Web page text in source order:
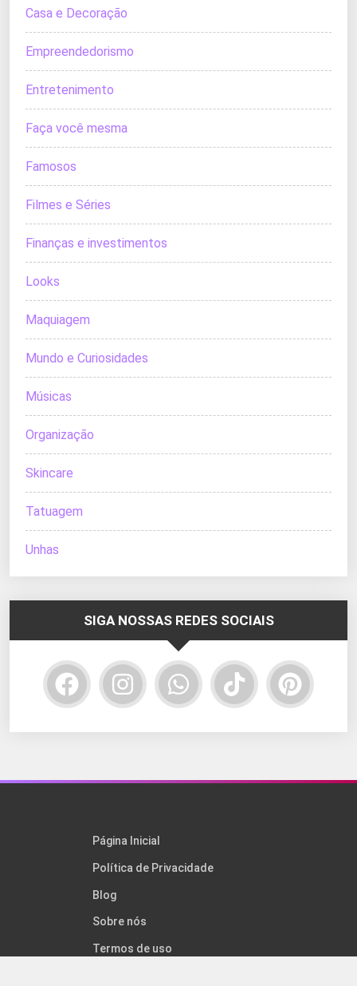
Casa e Decoração
Empreendedorismo
Entretenimento
Faça você mesma
Famosos
Filmes e Séries
Finanças e investimentos
Looks
Maquiagem
Mundo e Curiosidades
Músicas
Organização
Skincare
Tatuagem
Unhas
SIGA NOSSAS REDES SOCIAIS
Página Inicial
Política de Privacidade
Blog
Sobre nós
Termos de uso